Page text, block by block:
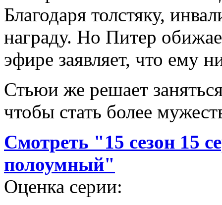
Благодаря толстяку,
награду. Но Питер
эфире заявляет, что ему
Стьюи же решает
чтобы стать более
Смотреть "15 сезон 15
полоумный"
Оценка серии: